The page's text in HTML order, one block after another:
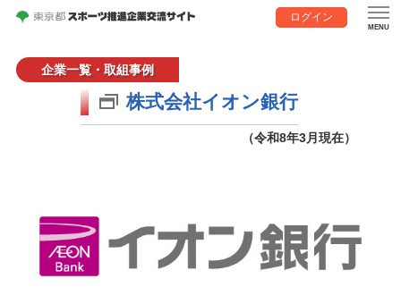
ログイン
企業一覧・取組事例
株式会社イオン銀行
（令和8年3月現在）